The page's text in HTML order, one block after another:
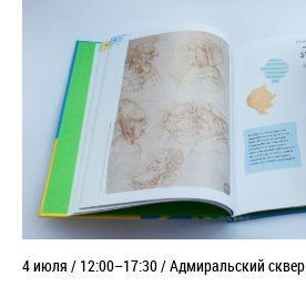
4 июля / 12:00–17:30 / Адмиральский сквер